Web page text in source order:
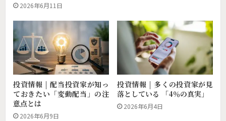
2026年6月11日
投資情報 | 配当投資家が知っ
ておきたい「変動配当」の注
意点とは
2026年6月9日
投資情報 | 多くの投資家が見
落としている 「4％の真実」
2026年6月4日